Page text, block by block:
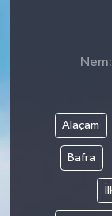
Alaçam
Bafra